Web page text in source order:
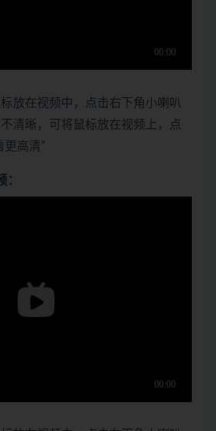
放在视频中，点击右下角小喇叭
清晰，可将鼠标放在视频上，点
更高清”